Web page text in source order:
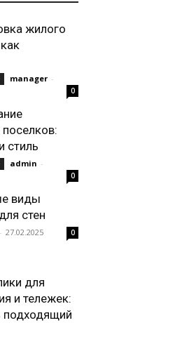
жилого
manager -
0
стиль
admin -
0
виды
стен
- 27.02.2025 0
для
и тележек:
подходящий